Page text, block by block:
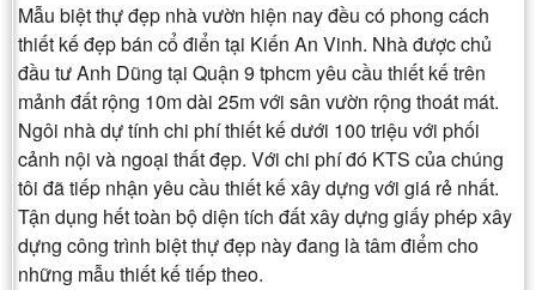
Mẫu biệt thự đẹp nhà vườn hiện nay đều có phong cách
thiết kế đẹp bán cổ điển tại Kiến An Vinh. Nhà được chủ
đầu tư Anh Dũng tại Quận 9 tphcm yêu cầu thiết kế trên
mảnh đất rộng 10m dài 25m với sân vườn rộng thoát mát.
Ngôi nhà dự tính chi phí thiết kế dưới 100 triệu với phối
cảnh nội và ngoại thất đẹp. Với chi phí đó KTS của chúng
tôi đã tiếp nhận yêu cầu thiết kế xây dựng với giá rẻ nhất.
Tận dụng hết toàn bộ diện tích đất xây dựng giấy phép xây
dựng công trình biệt thự đẹp này đang là tâm điểm cho
những mẫu thiết kế tiếp theo.